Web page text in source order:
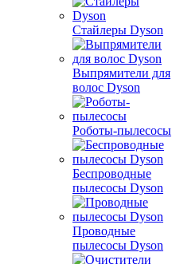
Стайлеры Dyson
Выпрямители для
волос Dyson
Роботы-пылесосы
Беспроводные
пылесосы Dyson
Проводные
пылесосы Dyson